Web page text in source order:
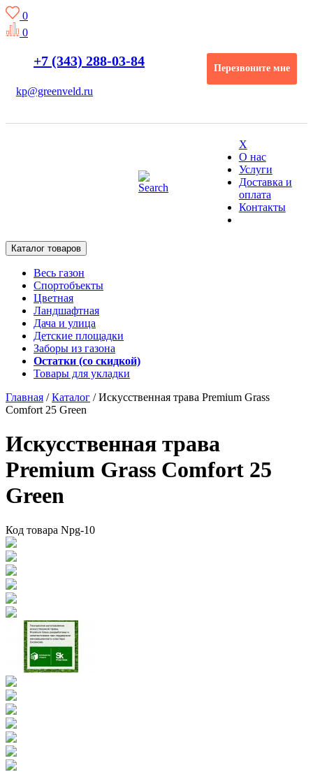
0
0
+7 (343) 288-03-84
kp@greenveld.ru
Перезвоните мне
X
О нас
Услуги
Доставка и
оплата
Контакты
Каталог товаров
Весь газон
Спортобъекты
Цветная
Ландшафтная
Дача и улица
Детские площадки
Заборы из газона
Остатки (со скидкой)
Товары для укладки
Главная /Каталог /Искусственная трава Premium Grass
Comfort 25 Green
Искусственная трава
Premium Grass Comfort 25
Green
Код товара Npg-10